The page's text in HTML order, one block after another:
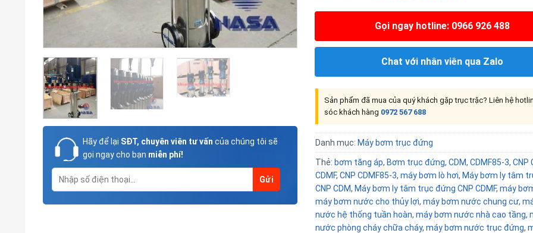
Hãy để lại SĐT, chuyên viên tư vấn của chúng tôi sẽ
gọi ngay cho bạn miễn phí!
Gọi ngay hotline: 0966 926 488
Chat với nhân viên qua Zalo
Sản phẩm đã mua của quý khách gặp trục trặc? Liên hệ
sóc khách hàng 0972 567 688
Danh mục: Máy bơm trục đứng
Thẻ: bơm tăng áp, Bơm trục đứng, CDM, CDMF85-3, CNP
CDMF, CNP CDMF85-3, máy bơm lò hơi, Máy bơm ly tâm
CNP CDM, Máy bơm ly tâm trục đứng CNP CDMF, máy
máy bơm nước cho thủy lợi, máy bơm nước chung cư,
nước hệ thống tuần hoàn, máy bơm nước nhà cao tầng,
nước phòng cháy chữa cháy, máy bơm nước trục đứng,